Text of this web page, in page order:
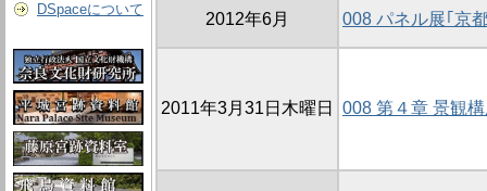
DSpaceについて
2012年6月 008 パネル展｢京
2011年3月31日木曜日 008 第４章 景観